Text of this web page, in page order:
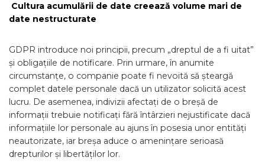
Cultura acumulării de date creează volume mari de
date nestructurate
GDPR introduce noi principii, precum „dreptul de a fi uitat”
și obligațiile de notificare. Prin urmare, în anumite
circumstanțe, o companie poate fi nevoită să șteargă
complet datele personale dacă un utilizator solicită acest
lucru. De asemenea, indivizii afectați de o breșă de
informații trebuie notificați fără întârzieri nejustificate dacă
informațiile lor personale au ajuns în posesia unor entități
neautorizate, iar breșa aduce o amenințare serioasă
drepturilor și libertăților lor.